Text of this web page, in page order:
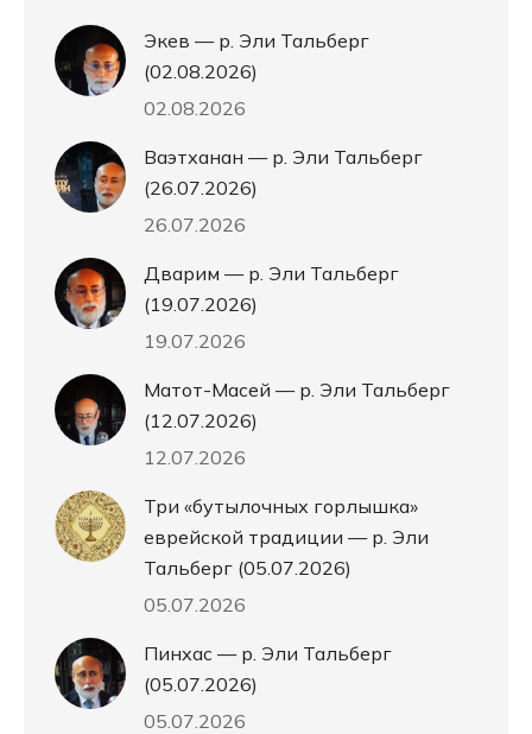
Экев — р. Эли Тальберг
(02.08.2026)
02.08.2026
Ваэтханан — р. Эли Тальберг
(26.07.2026)
26.07.2026
Дварим — р. Эли Тальберг
(19.07.2026)
19.07.2026
Матот-Масей — р. Эли Тальберг
(12.07.2026)
12.07.2026
Три «бутылочных горлышка»
еврейской традиции — р. Эли
Тальберг (05.07.2026)
05.07.2026
Пинхас — р. Эли Тальберг
(05.07.2026)
05.07.2026